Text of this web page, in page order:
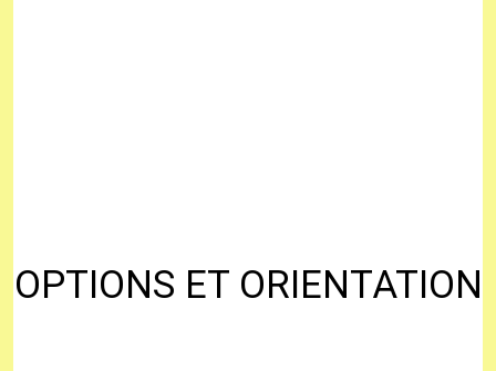
OPTIONS ET ORIENTATION